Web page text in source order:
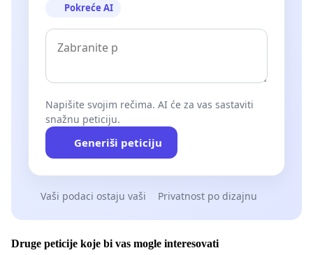
Pokreće AI
Napišite svojim rečima. AI će za vas sastaviti
snažnu peticiju.
Generiši peticiju
Vaši podaci ostaju vaši Privatnost po dizajnu
Druge peticije koje bi vas mogle interesovati